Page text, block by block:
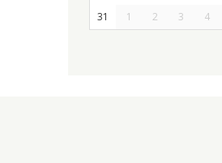
31
1 2 3 4